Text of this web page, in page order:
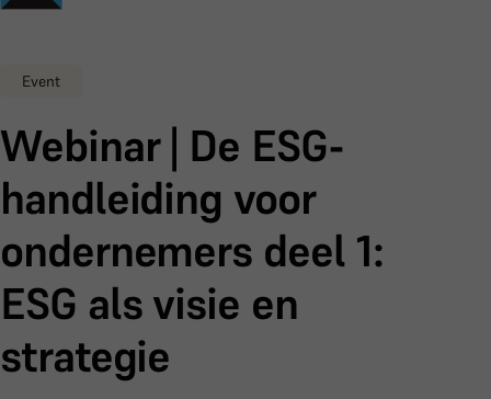
Event
Webinar | De ESG-
handleiding voor
ondernemers deel 1:
ESG als visie en
strategie
BoardBuddy